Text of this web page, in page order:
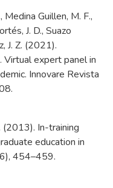
Medina Guillen, M. F.,
J. D., Suazo
J. Z. (2021).
Virtual expert panel in
Innovare Revista
(2013). In-training
education in
454–459.